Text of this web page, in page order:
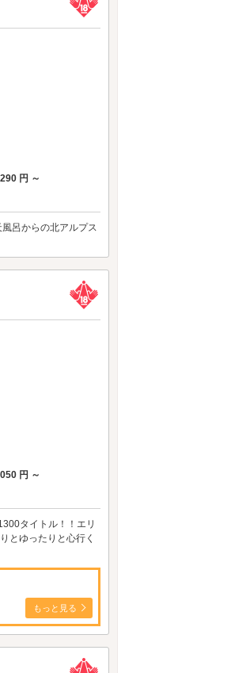
円 ～
呂からの北アルプス
円 ～
タイトル！！エリ
とゆったりと心行く
もっと見る